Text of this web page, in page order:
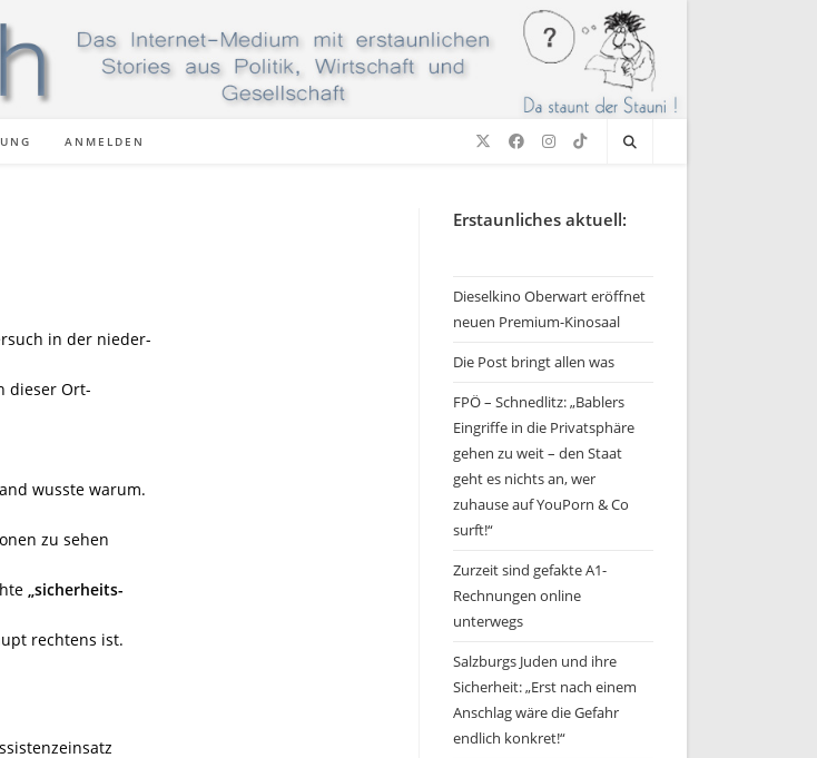
ANMELDEN
in der nieder-
dieser Ort-
wusste warum.
zu sehen
„sicherheits-
rechtens ist.
Erstaunliches aktuell:
Dieselkino Oberwart eröffnet
neuen Premium-Kinosaal
Die Post bringt allen was
FPÖ – Schnedlitz: „Bablers
Eingriffe in die Privatsphäre
gehen zu weit – den Staat
geht es nichts an, wer
zuhause auf YouPorn & Co
surft!“
Zurzeit sind gefakte A1-
Rechnungen online
unterwegs
Salzburgs Juden und ihre
Sicherheit: „Erst nach einem
Anschlag wäre die Gefahr
endlich konkret!“